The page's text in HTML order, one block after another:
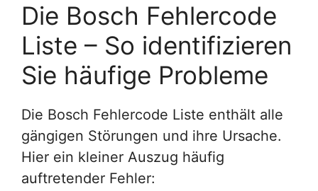
Die Bosch Fehlercode
Liste – So identifizieren
Sie häufige Probleme
Die Bosch Fehlercode Liste enthält alle
gängigen Störungen und ihre Ursache.
Hier ein kleiner Auszug häufig
auftretender Fehler: